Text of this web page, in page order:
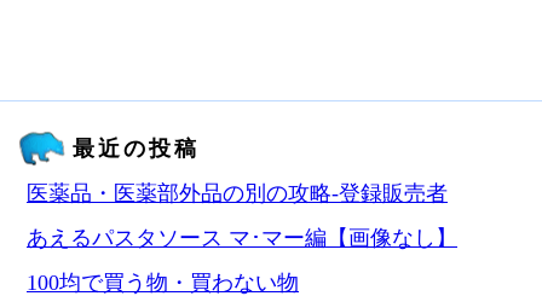
最近の投稿
医薬品・医薬部外品の別の攻略‐登録販売者
あえるパスタソース マ･マー編【画像なし】
100均で買う物・買わない物